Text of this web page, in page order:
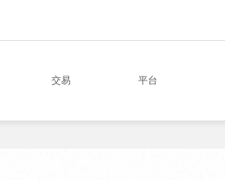
交易 平台